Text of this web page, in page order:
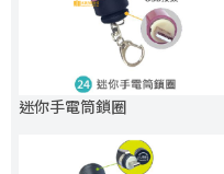
迷你手電筒鎖圈